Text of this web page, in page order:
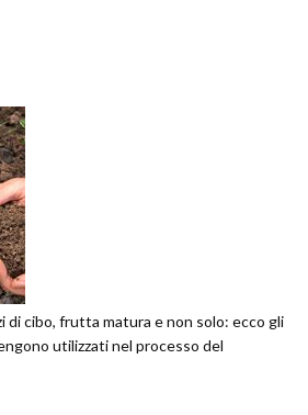
di cibo, frutta matura e non solo: ecco gli
utilizzati nel processo del